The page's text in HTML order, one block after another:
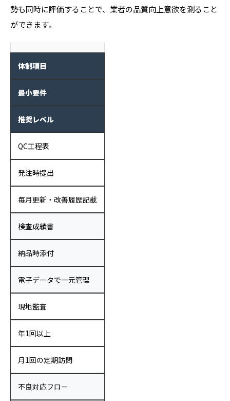
勢も同時に評価することで、業者の品質向上意欲を測ること
ができます。
体制項目
最小要件
推奨レベル
QC工程表
発注時提出
毎月更新・改善履歴記載
検査成績書
納品時添付
電子データで一元管理
現地監査
年1回以上
月1回の定期訪問
不良対応フロー